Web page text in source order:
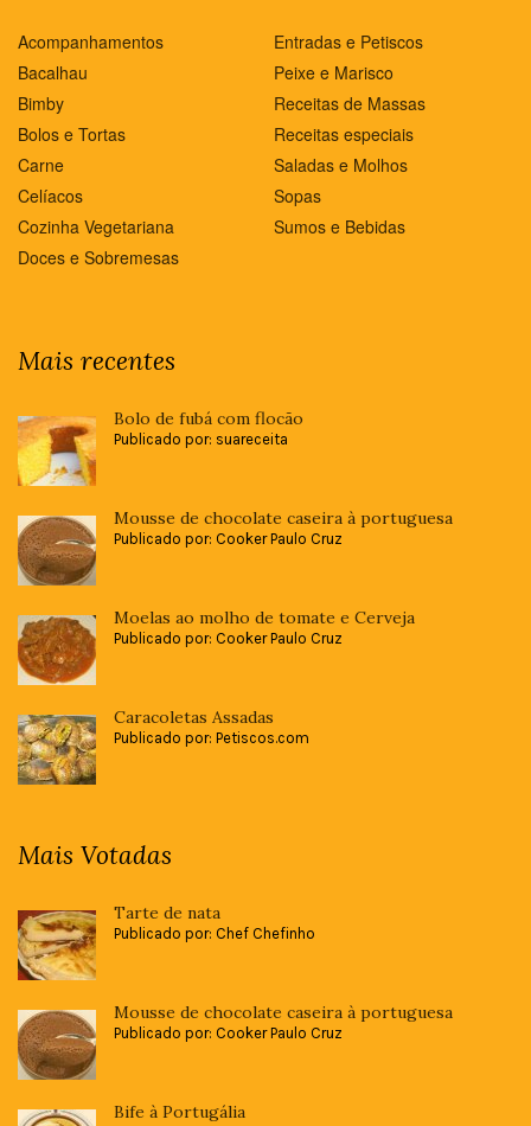
Acompanhamentos
Bacalhau
Bimby
Bolos e Tortas
Carne
Celíacos
Cozinha Vegetariana
Doces e Sobremesas
Entradas e Petiscos
Peixe e Marisco
Receitas de Massas
Receitas especiais
Saladas e Molhos
Sopas
Sumos e Bebidas
Mais recentes
Bolo de fubá com flocão
Publicado por: suareceita
Mousse de chocolate caseira à portuguesa
Publicado por: Cooker Paulo Cruz
Moelas ao molho de tomate e Cerveja
Publicado por: Cooker Paulo Cruz
Caracoletas Assadas
Publicado por: Petiscos.com
Mais Votadas
Tarte de nata
Publicado por: Chef Chefinho
Mousse de chocolate caseira à portuguesa
Publicado por: Cooker Paulo Cruz
Bife à Portugália